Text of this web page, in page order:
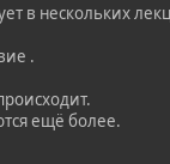
в нескольких
.
ещё более.